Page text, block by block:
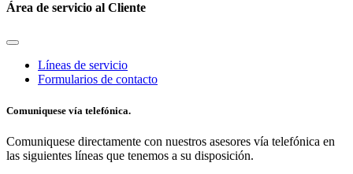
Área de servicio al Cliente
Líneas de servicio
Formularios de contacto
Comuniquese vía telefónica.
Comuniquese directamente con nuestros asesores vía telefónica en
las siguientes líneas que tenemos a su disposición.